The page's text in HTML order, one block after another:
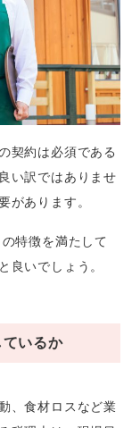
契約は必須である
い訳ではありませ
があります。
特徴を満たして
良いでしょう。
いるか
、食材ロスなど業